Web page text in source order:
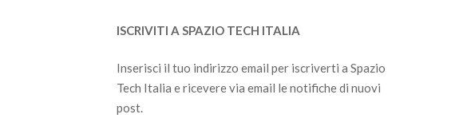
ISCRIVITI A SPAZIO TECH ITALIA
Inserisci il tuo indirizzo email per iscriverti a Spazio
Tech Italia e ricevere via email le notifiche di nuovi
post.